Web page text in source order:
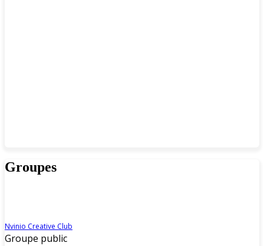
Groupes
Nvinio Creative Club
Groupe public